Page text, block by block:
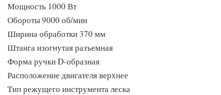
Мощность 1000 Вт
Обороты 9000 об/мин
Ширина обработки 370 мм
Штанга изогнутая разъемная
Форма ручки D-образная
Расположение двигателя верхнее
Тип режущего инструмента леска